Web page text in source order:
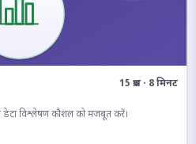
15 प्रश्न · 8 मिनट
डेटा विश्लेषण कौशल को मजबूत करें।